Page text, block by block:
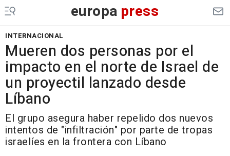
europa press
INTERNACIONAL
Mueren dos personas por el
impacto en el norte de Israel de
un proyectil lanzado desde
Líbano
El grupo asegura haber repelido dos nuevos
intentos de "infiltración" por parte de tropas
israelíes en la frontera con Líbano